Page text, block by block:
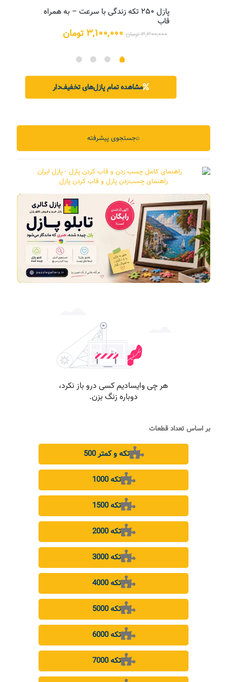
پازل ۲۵۰ تکه زندگی با سرعت – به همراه
قاب
۳,۳۰۰,۰۰۰تومان قیمت
بود.
۳,۱۰۰,۰۰۰ تومان
مشاهده تمام پازل‌های تخفیف‌دار
جستجوی پیشرفته⌕
راهنمای چسب‌زدن پازل و قاب کردن پازل
بر اساس تعداد قطعات
500 تکه و کمتر
1000 تکه
1500 تکه
2000 تکه
3000 تکه
4000 تکه
5000 تکه
6000 تکه
7000 تکه